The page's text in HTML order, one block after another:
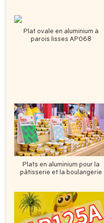
Plat ovale en aluminium à
parois lisses AP068
Plats en aluminium pour la
pâtisserie et la boulangerie